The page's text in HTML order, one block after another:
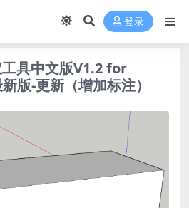
登录
具中文版V1.2 for
版-更新（增加标注）